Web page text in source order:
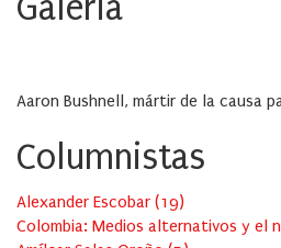
Galeria
Aaron Bushnell, mártir de la causa
Columnistas
Alexander Escobar (19)
Colombia: Medios alternativos y el